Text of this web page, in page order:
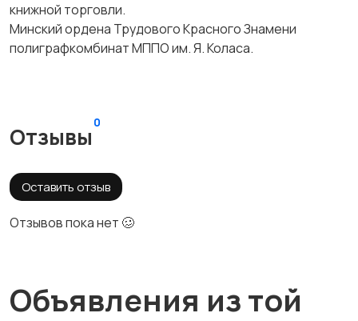
книжной торговли.
Минский ордена Трудового Красного Знамени
полиграфкомбинат МППО им. Я. Коласа.
Отзывы
0
Оставить отзыв
Отзывов пока нет 🥴
Объявления из той